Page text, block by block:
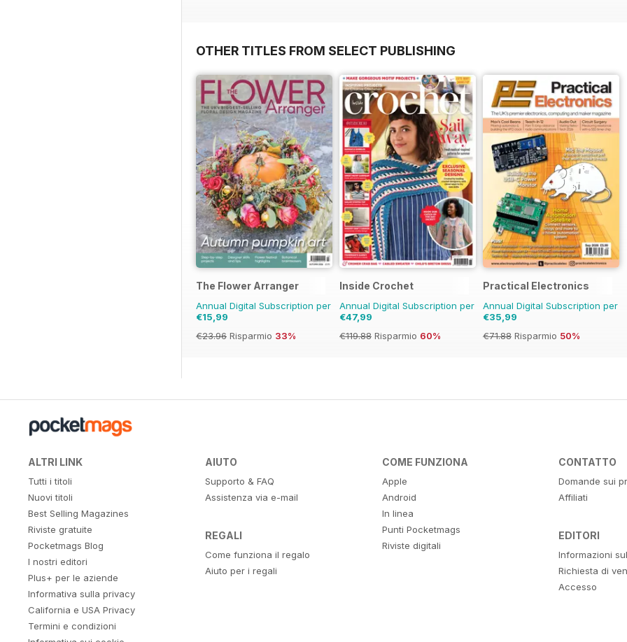
OTHER TITLES FROM SELECT PUBLISHING
The Flower Arranger
Annual Digital Subscription per
€15,99
€23.96 Risparmio 33%
Inside Crochet
Annual Digital Subscription per
€47,99
€119.88 Risparmio 60%
Practical Electronics
Annual Digital Subscription per
€35,99
€71.88 Risparmio 50%
ALTRI LINK
Tutti i titoli
Nuovi titoli
Best Selling Magazines
Riviste gratuite
Pocketmags Blog
I nostri editori
Plus+ per le aziende
Informativa sulla privacy
California e USA Privacy
Termini e condizioni
AIUTO
Supporto & FAQ
Assistenza via e-mail
REGALI
Come funziona il regalo
Aiuto per i regali
COME FUNZIONA
Apple
Android
In linea
Punti Pocketmags
Riviste digitali
CONTATTO
Domande sui
Affiliati
EDITORI
Informazioni
Richiesta di
Accesso